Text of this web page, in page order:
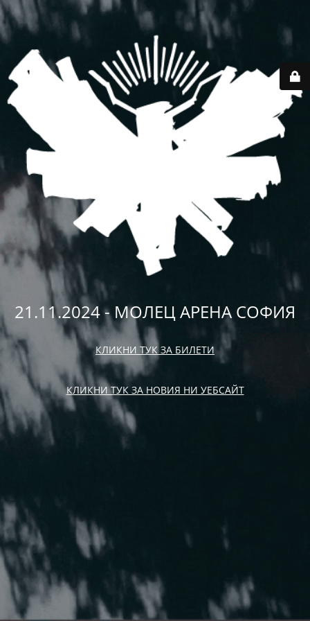
21.11.2024 - МОЛЕЦ АРЕНА СОФИЯ
КЛИКНИ ТУК ЗА БИЛЕТИ
КЛИКНИ ТУК ЗА НОВИЯ НИ УЕБСАЙТ